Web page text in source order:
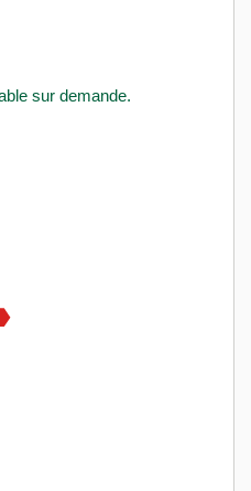
sur demande.